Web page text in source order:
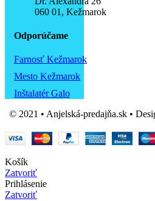
060 01, Kežmarok
Odporúčame
Farnosť Kežmarok
Mesto Kežmarok
Inštalatér Galo
© 2021 • Anjelská-predajňa.sk •
Košík
Zatvoriť
Prihlásenie
Zatvoriť